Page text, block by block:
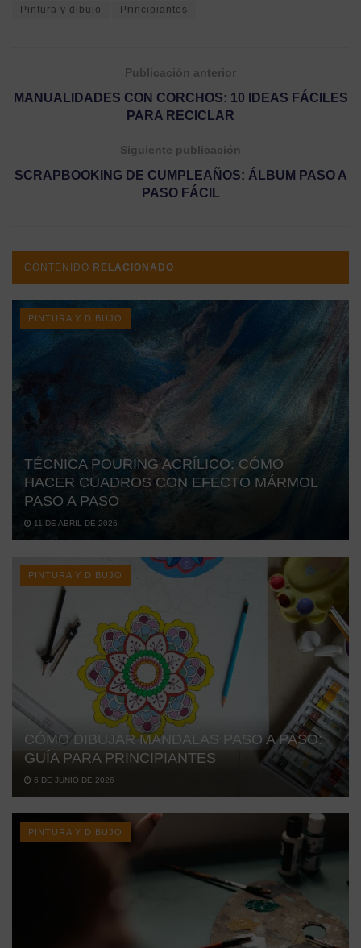
Pintura y dibujo Principiantes
Publicación anterior
MANUALIDADES CON CORCHOS: 10 IDEAS FÁCILES
PARA RECICLAR
Siguiente publicación
SCRAPBOOKING DE CUMPLEAÑOS: ÁLBUM PASO A
PASO FÁCIL
CONTENIDO RELACIONADO
PINTURA Y DIBUJO
TÉCNICA POURING ACRÍLICO: CÓMO
HACER CUADROS CON EFECTO MÁRMOL
PASO A PASO
11 DE ABRIL DE 2026
PINTURA Y DIBUJO
CÓMO DIBUJAR MANDALAS PASO A PASO:
GUÍA PARA PRINCIPIANTES
6 DE JUNIO DE 2026
PINTURA Y DIBUJO